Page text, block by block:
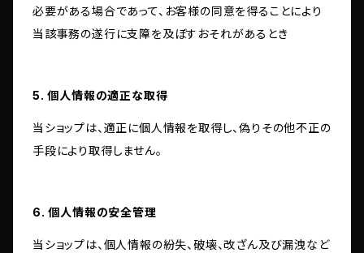
必要がある場合であって、お客様の同意を得ることにより
当該事務の遂行に支障を及ぼすおそれがあるとき
5. 個人情報の適正な取得
当ショップは、適正に個人情報を取得し、偽りその他不正の
手段により取得しません。
6. 個人情報の安全管理
当ショップは、個人情報の紛失、破壊、改ざん及び漏洩など